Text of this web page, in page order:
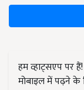
हम व्हाट्सएप पर
मोबाइल में पढ़ने के